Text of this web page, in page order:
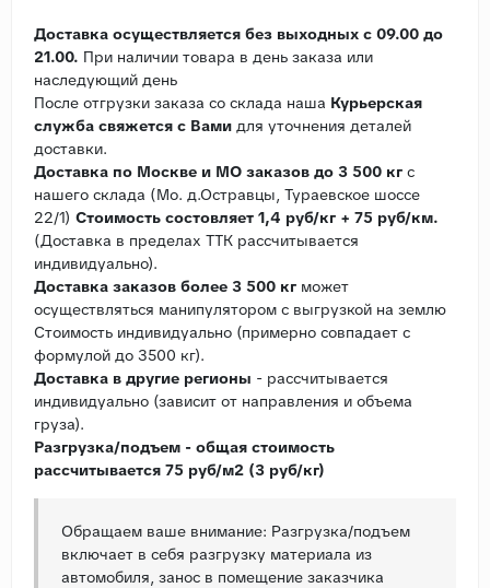
Доставка осуществляется без выходных с 09.00 до
21.00. При наличии товара в день заказа или
наследующий день
После отгрузки заказа со склада наша Курьерская
служба свяжется с Вами для уточнения деталей
доставки.
Доставка по Москве и МО заказов до 3 500 кг с
нашего склада (Мо. д.Остравцы, Тураевское шоссе
22/1) Стоимость состовляет 1,4 руб/кг + 75 руб/км.
(Доставка в пределах ТТК рассчитывается
индивидуально).
Доставка заказов более 3 500 кг может
осуществляться манипулятором с выгрузкой на землю
Стоимость индивидуально (примерно совпадает с
формулой до 3500 кг).
Доставка в другие регионы - рассчитывается
индивидуально (зависит от направления и объема
груза).
Разгрузка/подъем - общая стоимость
рассчитывается 75 руб/м2 (3 руб/кг)
Обращаем ваше внимание: Разгрузка/подъем
включает в себя разгрузку материала из
автомобиля, занос в помещение заказчика